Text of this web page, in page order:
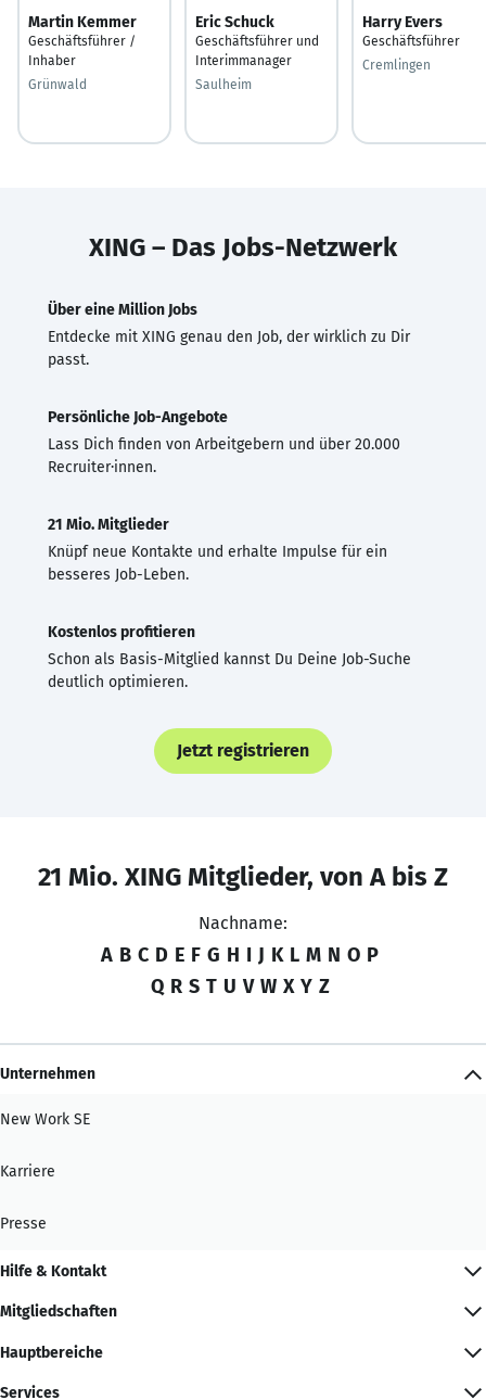
Martin Kemmer
Geschäftsführer /
Inhaber
Grünwald
Eric Schuck
Geschäftsführer und
Interimmanager
Saulheim
Harry Evers
Geschäftsführer
Cremlingen
XING – Das Jobs-Netzwerk
Über eine Million Jobs
Entdecke mit XING genau den Job, der wirklich zu Dir
passt.
Persönliche Job-Angebote
Lass Dich finden von Arbeitgebern und über 20.000
Recruiter·innen.
21 Mio. Mitglieder
Knüpf neue Kontakte und erhalte Impulse für ein
besseres Job-Leben.
Kostenlos profitieren
Schon als Basis-Mitglied kannst Du Deine Job-Suche
deutlich optimieren.
Jetzt registrieren
21 Mio. XING Mitglieder, von A bis Z
Nachname:
A B C D E F G H I J K L M N O P
Q R S T U V W X Y Z
Unternehmen
New Work SE
Karriere
Presse
Hilfe & Kontakt
Mitgliedschaften
Hauptbereiche
Services